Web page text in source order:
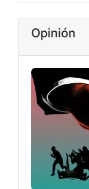
Opinión